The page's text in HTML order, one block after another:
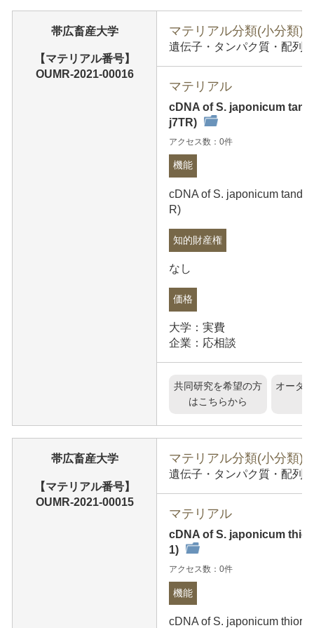
帯広畜産大学
【マテリアル番号】
OUMR-2021-00016
マテリアル分類(小分類)
遺伝子・タンパク質・配列
マテリアル
cDNA of S. japonicum
j7TR)
アクセス数：0件
機能
cDNA of S. japonicum
R)
知的財産権
なし
価格
大学：実費
企業：応相談
共同研究を希望の方
はこちらから
オーダ
帯広畜産大学
【マテリアル番号】
OUMR-2021-00015
マテリアル分類(小分類)
遺伝子・タンパク質・配列
マテリアル
cDNA of S. japonicum
1)
アクセス数：0件
機能
cDNA of S. japonicum